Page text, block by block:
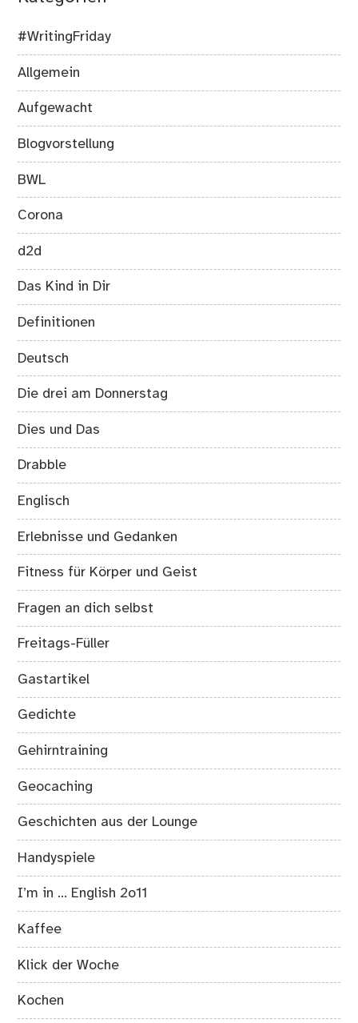
#WritingFriday
Allgemein
Aufgewacht
Blogvorstellung
BWL
Corona
d2d
Das Kind in Dir
Definitionen
Deutsch
Die drei am Donnerstag
Dies und Das
Drabble
Englisch
Erlebnisse und Gedanken
Fitness für Körper und Geist
Fragen an dich selbst
Freitags-Füller
Gastartikel
Gedichte
Gehirntraining
Geocaching
Geschichten aus der Lounge
Handyspiele
I’m in … English 2o11
Kaffee
Klick der Woche
Kochen